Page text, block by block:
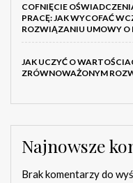
COFNIĘCIE
PRACĘ: JAK WYCOFAĆ
ROZWIĄZANIU UMOWY O
JAK UCZYĆ O
ZRÓWNOWAŻONYM
Najnowsze
Brak komentarzy do